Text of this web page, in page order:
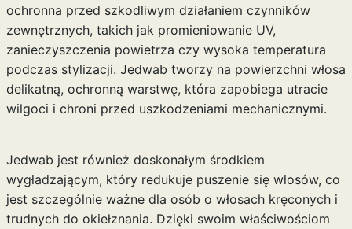
ochronna przed szkodliwym działaniem czynników
zewnętrznych, takich jak promieniowanie UV,
zanieczyszczenia powietrza czy wysoka temperatura
podczas stylizacji. Jedwab tworzy na powierzchni włosa
delikatną, ochronną warstwę, która zapobiega utracie
wilgoci i chroni przed uszkodzeniami mechanicznymi.
Jedwab jest również doskonałym środkiem
wygładzającym, który redukuje puszenie się włosów, co
jest szczególnie ważne dla osób o włosach kręconych i
trudnych do okiełznania. Dzięki swoim właściwościom